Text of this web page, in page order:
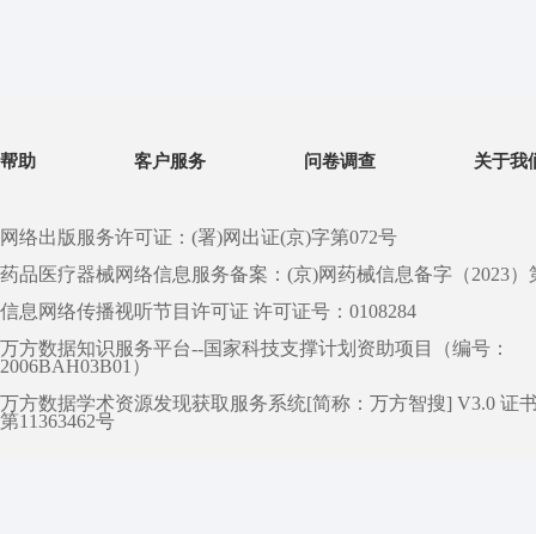
帮助 客户服务 问卷调查 关于我
网络出版服务许可证：(署)网出证(京)字第072号
药品医疗器械网络信息服务备案：(京)网药械信息备字（2023）
信息网络传播视听节目许可证 许可证号：0108284
万方数据知识服务平台--国家科技支撑计划资助项目（编号：
2006BAH03B01）
万方数据学术资源发现获取服务系统[简称：万方智搜] V3.0 证
第11363462号